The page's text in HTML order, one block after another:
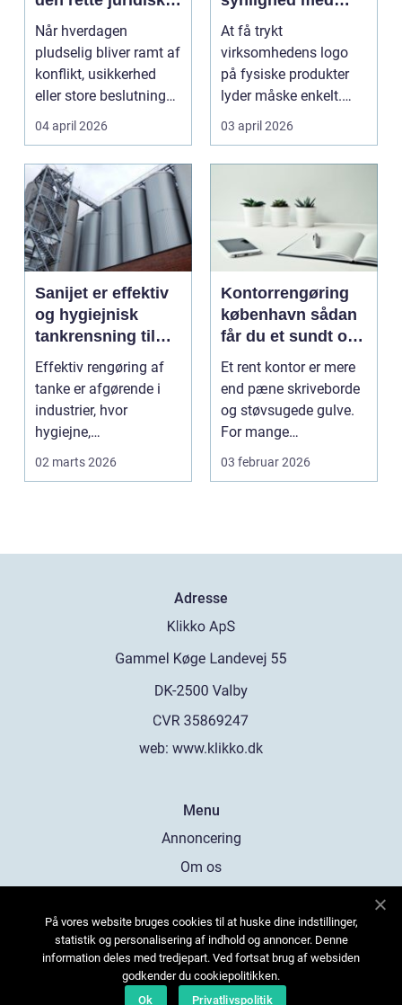
hjælp lokalt
Når hverdagen
pludselig bliver ramt af
konflikt, usikkerhed
eller store beslutninger,
kan en lokal a...
04 april 2026
simple midler
At få trykt
virksomhedens logo
på fysiske produkter
lyder måske enkelt.
Men gjort rigtigt kan
logotr...
03 april 2026
Sanijet er effektiv
og hygiejnisk
tankrensning til
krævende
industrier
Effektiv rengøring af
tanke er afgørende i
industrier, hvor
hygiejne,
driftssikkerhed ...
02 marts 2026
Kontorrengøring
københavn sådan
får du et sundt og
præsentabelt
arbejdsmiljø
Et rent kontor er mere
end pæne skriveborde
og støvsugede gulve.
For mange
virksomheder i
03 februar 2026
Adresse
web: www.klikko.dk
Menu
Annoncering
Om os
Kontakt os
Sitemap
På vores website bruges cookies til at huske dine indstillinger,
statistik og personalisering af indhold og annoncer. Denne
information deles med tredjepart. Ved fortsat brug af websiden
godkender du cookiepolitikken.
Ok
Privatlivspolitik